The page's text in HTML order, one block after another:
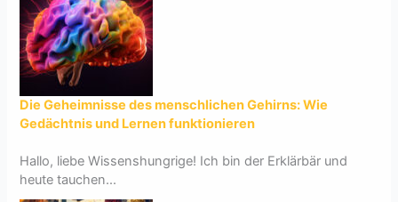
Die Geheimnisse des menschlichen Gehirns: Wie
Gedächtnis und Lernen funktionieren
Hallo, liebe Wissenshungrige! Ich bin der Erklärbär und
heute tauchen...